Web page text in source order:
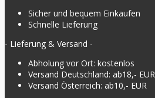
Sicher und bequem Einkaufen
Schnelle Lieferung
- Lieferung & Versand -
Abholung vor Ort: kostenlos
Versand Deutschland: ab18,- EUR
Versand Österreich: ab10,- EUR